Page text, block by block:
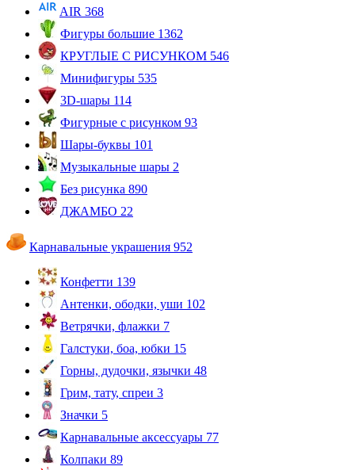
AIR 368
Фигуры большие 1362
КРУГЛЫЕ С РИСУНКОМ 546
Минифигуры 535
3D-шары 114
Фигурные с рисунком 93
Шары-буквы 101
Музыкальные шары 2
Без рисунка 890
ДЖАМБО 22
Карнавальные украшения 952
Конфетти 139
Антенки, ободки, уши 102
Ветрячки, флажки 7
Галстуки, боа, юбки 15
Горны, дудочки, язычки 48
Грим, тату, спреи 3
Значки 5
Карнавальные аксессуары 77
Колпаки 89